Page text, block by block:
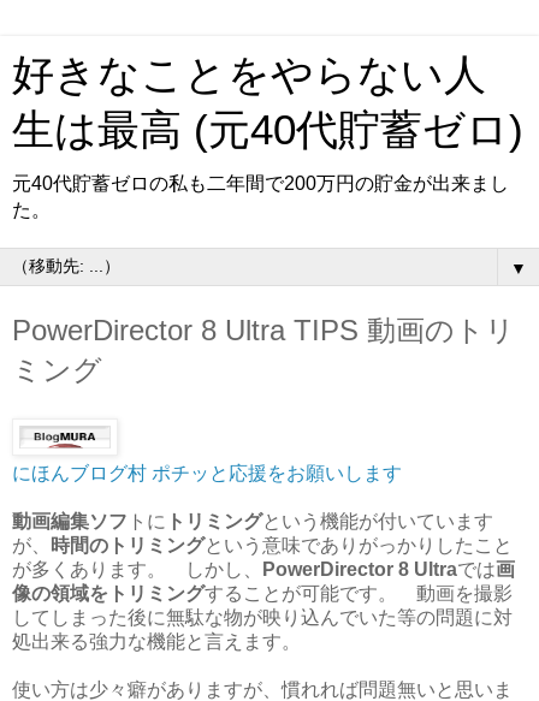
好きなことをやらない人
生は最高 (元40代貯蓄ゼロ)
元40代貯蓄ゼロの私も二年間で200万円の貯金が出来まし
た。
▼
PowerDirector 8 Ultra TIPS 動画のトリ
ミング
にほんブログ村 ポチッと応援をお願いします
動画編集ソフ トに トリミングという機能が付いています
が、
時間のトリミングという意味でありがっかりしたこと
が多くあります。 しかし、
PowerDirector 8 Ultraでは画
像の領域をトリミングすることが可能です。 動画を撮影
してしまった後に無駄な物が映り込んでいた等の問題に対
処出来る強力な機能と言えます。
使い方は少々癖がありますが、慣れれば問題無いと思いま